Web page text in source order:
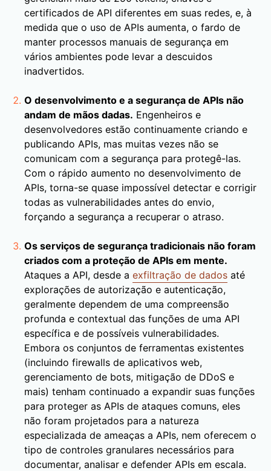
certificados de API diferentes em suas redes, e, à
medida que o uso de APIs aumenta, o fardo de
manter processos manuais de segurança em
vários ambientes pode levar a descuidos
inadvertidos.
O desenvolvimento e a segurança de APIs não
andam de mãos dadas. Engenheiros e
desenvolvedores estão continuamente criando e
publicando APIs, mas muitas vezes não se
comunicam com a segurança para protegê-las.
Com o rápido aumento no desenvolvimento de
APIs, torna-se quase impossível detectar e corrigir
todas as vulnerabilidades antes do envio,
forçando a segurança a recuperar o atraso.
Os serviços de segurança tradicionais não foram
criados com a proteção de APIs em mente.
Ataques a API, desde a exfiltração de dados até
explorações de autorização e autenticação,
geralmente dependem de uma compreensão
profunda e contextual das funções de uma API
específica e de possíveis vulnerabilidades.
Embora os conjuntos de ferramentas existentes
(incluindo firewalls de aplicativos web,
gerenciamento de bots, mitigação de DDoS e
mais) tenham continuado a expandir suas funções
para proteger as APIs de ataques comuns, eles
não foram projetados para a natureza
especializada de ameaças a APIs, nem oferecem o
tipo de controles granulares necessários para
documentar, analisar e defender APIs em escala.